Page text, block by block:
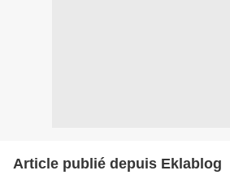
Article publié depuis Eklablog